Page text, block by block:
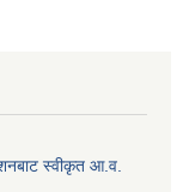
स्वीकृत आ.व.